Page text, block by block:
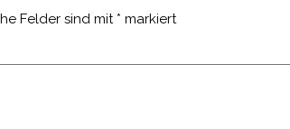
Felder sind mit * markiert